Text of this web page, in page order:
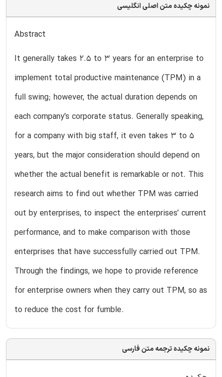
نمونه چکیده متن اصلی انگلیسی
Abstract
It generally takes 2.5 to 3 years for an enterprise to
implement total productive maintenance (TPM) in a
full swing; however, the actual duration depends on
each company’s corporate status. Generally speaking,
for a company with big staff, it even takes 3 to 5
years, but the major consideration should depend on
whether the actual benefit is remarkable or not. This
research aims to find out whether TPM was carried
out by enterprises, to inspect the enterprises’ current
performance, and to make comparison with those
enterprises that have successfully carried out TPM.
Through the findings, we hope to provide reference
for enterprise owners when they carry out TPM, so as
to reduce the cost for fumble.
نمونه چکیده ترجمه متن فارسی